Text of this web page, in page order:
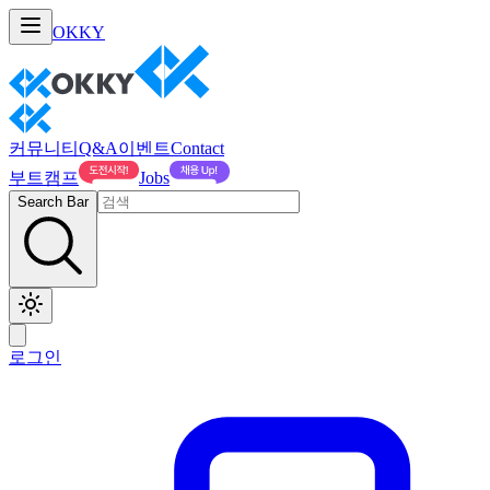
OKKY
커뮤니티 Q&A이벤트Contact
부트캠프
Jobs
Search Bar
로그인